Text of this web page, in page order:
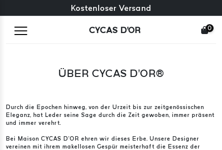
Kostenloser Umtausch + kostenlose Rücksendungen
Kostenloser Versand
CYCAS D'OR 0
ÜBER CYCAS D’OR®
Durch die Epochen hinweg, von der Urzeit bis zur zeitgenössischen
Eleganz, hat Leder seine Sage durch die Zeit gewoben, immer präsent
und immer verehrt.
Bei Maison CYCAS D’OR ehren wir dieses Erbe. Unsere Designer
vereinen mit ihrem makellosen Gespür meisterhaft die Essenz der